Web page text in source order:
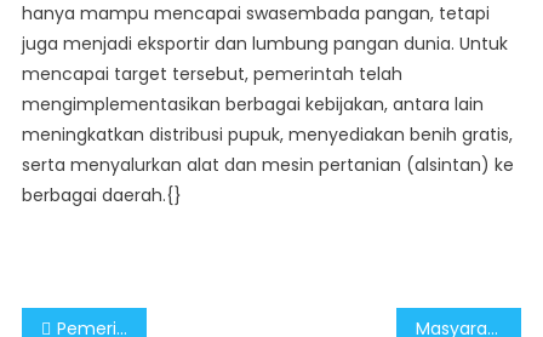
hanya mampu mencapai swasembada pangan, tetapi
juga menjadi eksportir dan lumbung pangan dunia. Untuk
mencapai target tersebut, pemerintah telah
mengimplementasikan berbagai kebijakan, antara lain
meningkatkan distribusi pupuk, menyediakan benih gratis,
serta menyalurkan alat dan mesin pertanian (alsintan) ke
berbagai daerah.{}
Pemerintah Lakukan Sejumlah Langkah Strategis Wujudkan Swasembada Pangan Masyarakat Perlu Aktif Cegah Radikalisme Untuk Wujudkan Indonesia Emas